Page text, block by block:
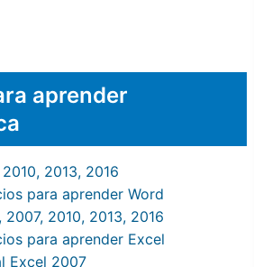
aprender
2013, 2016
para aprender Word
2010, 2013, 2016
para aprender Excel
Excel 2007